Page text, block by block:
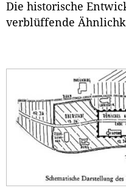
Die historische
verblüffende